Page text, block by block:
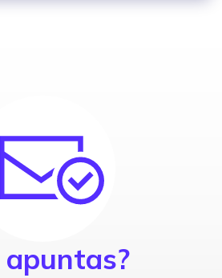
apuntas?